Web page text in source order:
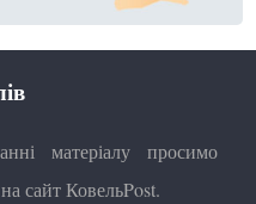
матеріалу просимо
сайт КовельPost.